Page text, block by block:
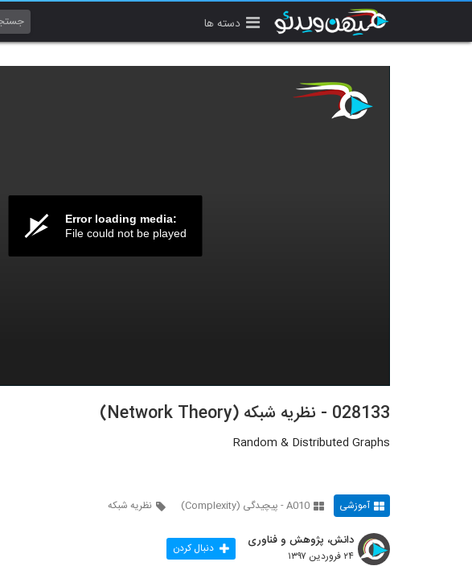
دسته ها
Error loading media:
File could not be played
028133 - نظریه شبکه (Network Theory)
Random & Distributed Graphs
آموزشی A010 - پیچیدگی (Complexity) نظریه شبکه
دانش، پژوهش و فناوری
۲۴ فروردین ۱۳۹۷ دنبال کردن